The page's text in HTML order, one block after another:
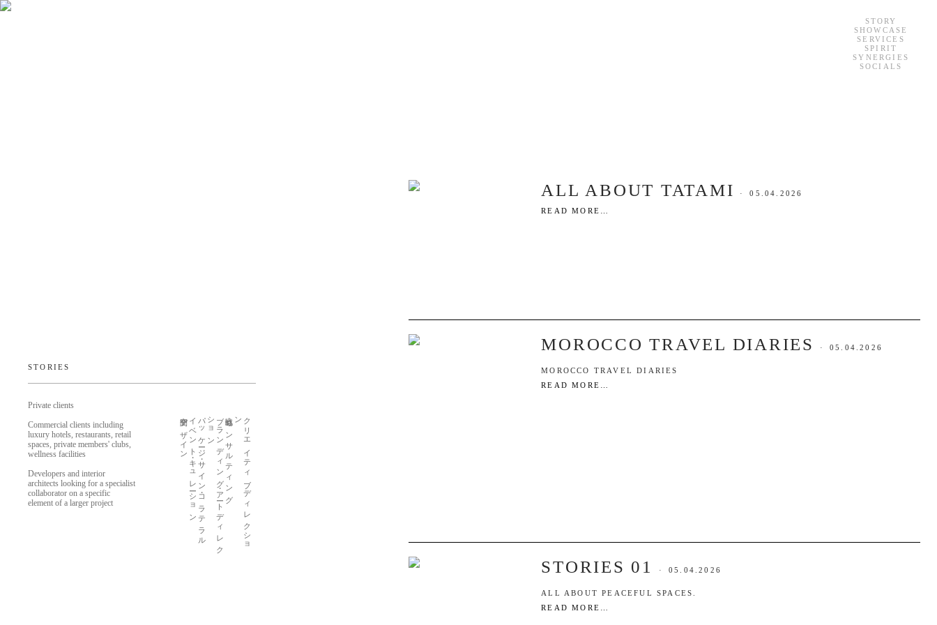
STORY
SHOWCASE
SERVICES
SPIRIT
SYNERGIES
SOCIALS
STORIES
Private clients
Commercial clients including
luxury hotels, restaurants, retail
spaces, private members' clubs,
wellness facilities
Developers and interior
architects looking for a specialist
collaborator on a specific
element of a larger project
ク
リ
エ
イ
テ
ィ
ブ
デ
ィ
レ
ク
シ
ョ
ン
戦略・コンサルティング
ブ
ラ
ン
デ
ィ
ン
グ
・
ア
ー
ト
デ
ィ
レ
ク
シ
ョ
ン
パッケージ・サイン・コラテラル
イベント・キュレーション
空間デザイン
ALL ABOUT TATAMI · 05.04.2026
READ MORE…
MOROCCO TRAVEL DIARIES · 05.04.2026
MOROCCO TRAVEL DIARIES
READ MORE…
STORIES 01 · 05.04.2026
ALL ABOUT PEACEFUL SPACES.
READ MORE…